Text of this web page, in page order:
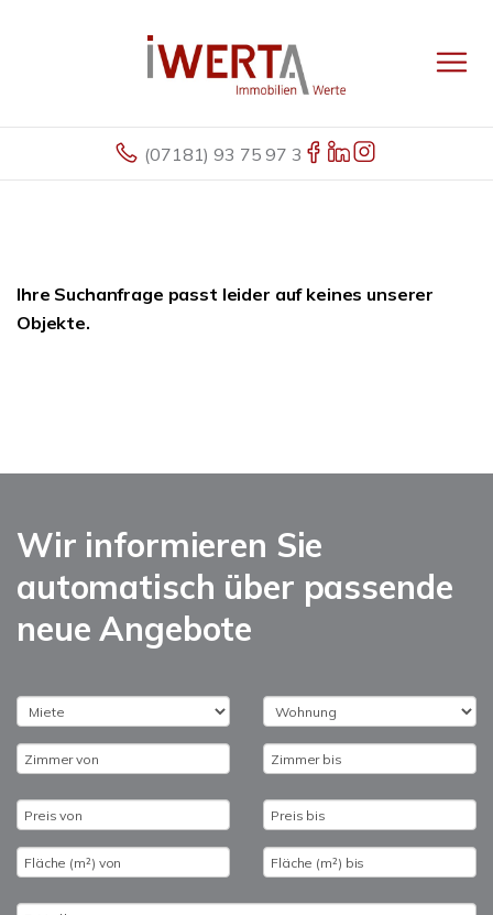
(07181) 93 75 97 3
Ihre Suchanfrage passt leider auf keines unserer
Objekte.
Wir informieren Sie
automatisch über passende
neue Angebote